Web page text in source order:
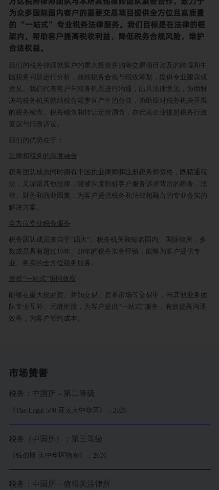
为众多国际国内客户的重要交易项目提供全方位且高质量
的 “一站式” 专业税务法律服务。我们目标是在法律的框
架内，帮助客户提高税收利益，降低税务合规风险，维护
合法权益。
我们的税务律师就客户的重大投资并购等交易项目涉及的跨境和中
国税务问题进行分析，兼顾税务合规与税收筹划，提供专业建议或
意见。我们代表客户与税务机关进行沟通，出具法律意见，协助解
决与税务机关就纳税合规事宜产生的分歧，协助应对税务机关开展
的税务检查、税务稽查和转让定价调查，亦代表企业提起税务行政
复议与行政诉讼。
我们的优势在于：
法律和税务的深度融合
税务团队成员同时拥有中国执业律师和注册税务师资格，既精通税
法，又深谙其他法律，能够深度剖析客户服务诉求背后的税务、法
律、财务和商业因素，为客户提供税务和法律相融合的专业务实的
解决方案。
全方位专业税务服务
税务团队成员来自于“四大”、税务机关和知名国内、国际律所，多
数成员具有超过10年、20年的税务实务经验，能够为客户提供专
业、务实的全方位税务服务。
发挥“一站式”协同效应
能够在重大投融资、并购交易、资本市场等交易中，与其他业务团
队专业互补、无缝衔接，为客户提供“一站式”服务，有效提高沟通
效率，为客户节约成本。
市场赞誉
税务：中国所 – 第二等级
《The Legal 500 亚太大中华区》，2026
税务（中国所）：第三等级
《钱伯斯 大中华区指南》，2026
税务：中国所 – 值得关注律所